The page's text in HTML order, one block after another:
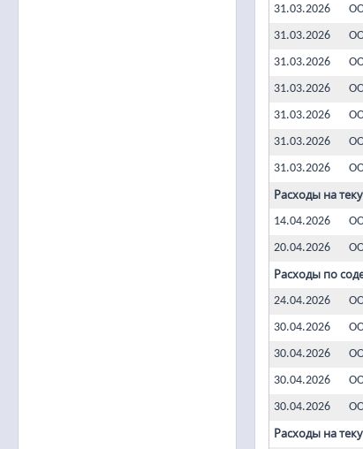
31.03.2026
31.03.2026
31.03.2026
31.03.2026
31.03.2026
31.03.2026
31.03.2026
Расходы на
14.04.2026
20.04.2026
Расходы по
24.04.2026
30.04.2026
30.04.2026
30.04.2026
30.04.2026
Расходы на